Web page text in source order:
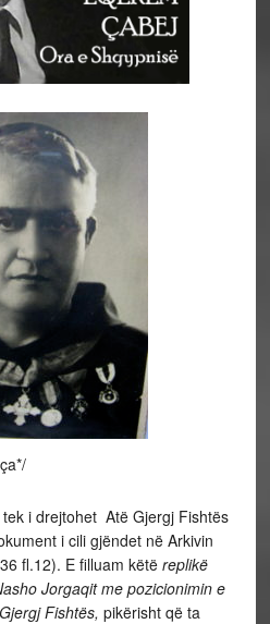
i drejtohet Atë Gjergj Fishtës
i cili gjëndet në Arkivin
fl.12). E filluam këtë replikë
Jorgaqit me pozicionimin e
Fishtës, pikërisht që ta